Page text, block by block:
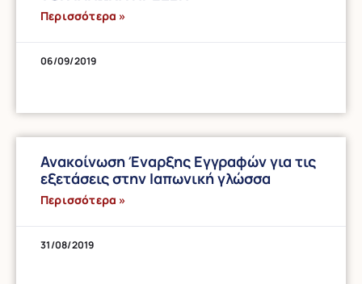
Περισσότερα »
06/09/2019
Ανακοίνωση Έναρξης Εγγραφών για τις
εξετάσεις στην Ιαπωνική γλώσσα
Περισσότερα »
31/08/2019